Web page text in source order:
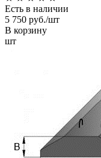
Есть в наличии
5 750 руб./шт
В корзину
шт